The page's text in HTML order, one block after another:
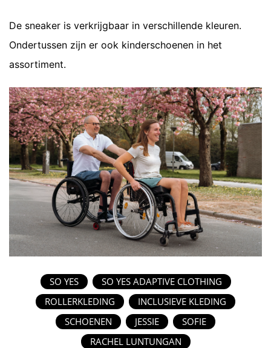
De sneaker is verkrijgbaar in verschillende kleuren.
Ondertussen zijn er ook kinderschoenen in het
assortiment.
SO YES
SO YES ADAPTIVE CLOTHING
ROLLERKLEDING
INCLUSIEVE KLEDING
SCHOENEN
JESSIE
SOFIE
RACHEL LUNTUNGAN